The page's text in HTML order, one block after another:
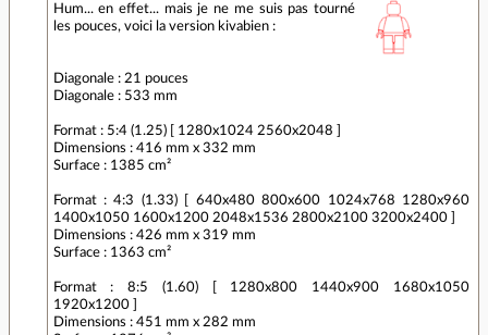
Hum... en effet... mais je ne me suis pas tourné
les pouces, voici la version kivabien :
Diagonale : 21 pouces
Diagonale : 533 mm
Format : 5:4 (1.25) [ 1280x1024 2560x2048 ]
Dimensions : 416 mm x 332 mm
Surface : 1385 cm²
Format : 4:3 (1.33) [ 640x480 800x600 1024x768 1280x960
1400x1050 1600x1200 2048x1536 2800x2100 3200x2400 ]
Dimensions : 426 mm x 319 mm
Surface : 1363 cm²
Format : 8:5 (1.60) [ 1280x800 1440x900 1680x1050
1920x1200 ]
Dimensions : 451 mm x 282 mm